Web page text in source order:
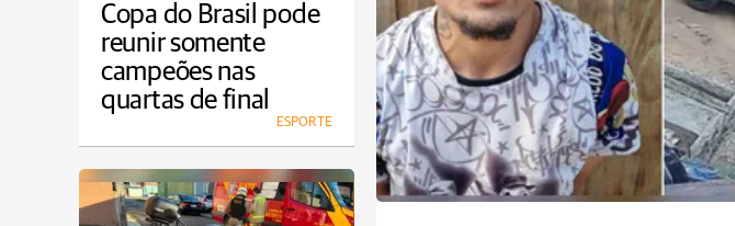
Copa do Brasil pode
reunir somente
campeões nas
quartas de final
ESPORTE